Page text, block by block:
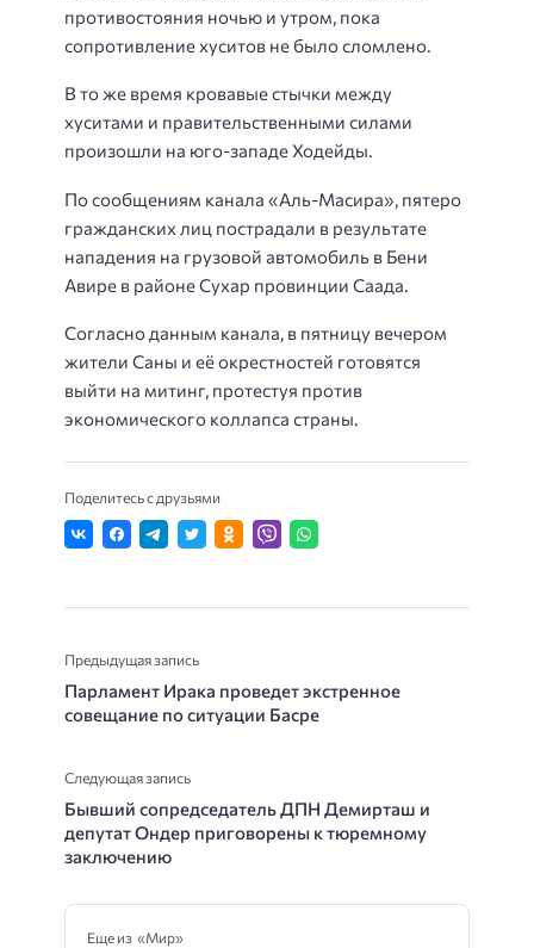
противостояния ночью и утром, пока
сопротивление хуситов не было сломлено.
В то же время кровавые стычки между
хуситами и правительственными силами
произошли на юго-западе Ходейды.
По сообщениям канала «Аль-Масира», пятеро
гражданских лиц пострадали в результате
нападения на грузовой автомобиль в Бени
Авире в районе Сухар провинции Саада.
Согласно данным канала, в пятницу вечером
жители Саны и её окрестностей готовятся
выйти на митинг, протестуя против
экономического коллапса страны.
Поделитесь с друзьями
Предыдущая запись
Парламент Ирака проведет экстренное
совещание по ситуации Басре
Следующая запись
Бывший сопредседатель ДПН Демирташ и
депутат Ондер приговорены к тюремному
заключению
Еще из «Мир»